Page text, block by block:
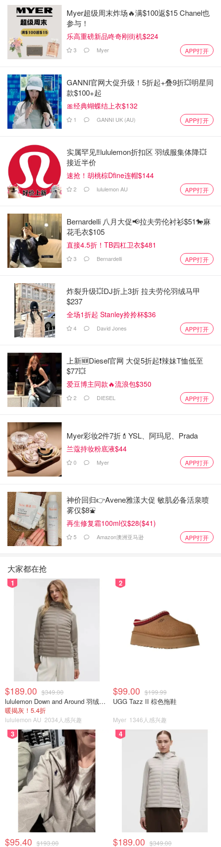
Myer超级周末炸场🔥满$100返$15 Chanel也
参与！
乐高重磅新品咚奇刚街机$224
3 Myer APP打开
GANNI官网大促升级！5折起+叠9折💥明星同
款$100+起
🎀经典蝴蝶结上衣$132
1 GANNI UK (AU) APP打开
实属罕见‼️lululemon折扣区 羽绒服集体降💥
接近半价
速抢！胡桃棕Dfine连帽$144
2 lululemon AU APP打开
Bernardelli 八月大促📢拉夫劳伦衬衫$51🐎麻
花毛衣$105
直接4.5折！TB四杠卫衣$481
3 Bernardelli APP打开
炸裂升级💥DJ折上3折 拉夫劳伦羽绒马甲
$237
全场1折起 Stanley拎拎杯$36
4 David Jones APP打开
上新🆕Diesel官网 大促5折起❗️辣妹T恤低至
$77💥
爱豆博主同款🔥流浪包$350
2 DIESEL APP打开
Myer彩妆2件7折💄YSL、阿玛尼、Prada
兰蔻持妆粉底液$44
0 Myer APP打开
神价回归👉Avene雅漾大促 敏肌必备活泉喷
雾仅$8⛲️
再生修复霜100ml仅$28($41)
5 Amazon澳洲亚马逊 APP打开
大家都在抢
1
$189.00 $349.00
lululemon Down and Around 羽绒夹克
暖揭灰！5.4折
lululemon AU 2034人感兴趣
2
$99.00 $199.99
UGG Tazz II 棕色拖鞋
Myer 1346人感兴趣
3
$95.40 $193.00
4
$189.00 $349.00